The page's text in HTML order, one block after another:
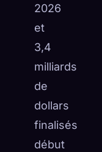
2026
et
3,4
milliards
de
dollars
finalisés
début